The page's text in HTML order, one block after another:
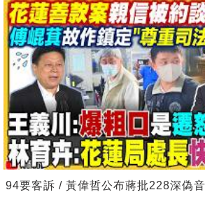
94要客訴 / 黃偉哲公布蔣批228深偽